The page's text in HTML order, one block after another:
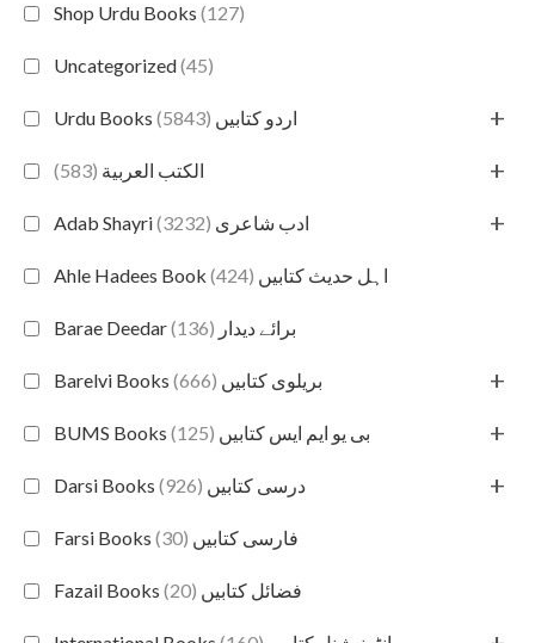
Shop Urdu Books (127)
Uncategorized(45)
Urdu Books اردو کتابیں (5843) +
الكتب العربية (583) +
Adab Shayri ادب شاعری (3232) +
Ahle Hadees Book اہل حدیث کتابیں (424)
Barae Deedar برائے دیدار (136)
Barelvi Books بریلوی کتابیں (666) +
BUMS Books بی یو ایم ایس کتابیں (125) +
Darsi Books درسی کتابیں (926) +
Farsi Books فارسی کتابیں (30)
Fazail Books فضائل کتابیں (20)